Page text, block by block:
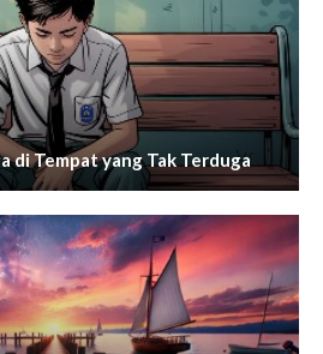
di Tempat yang Tak Terduga